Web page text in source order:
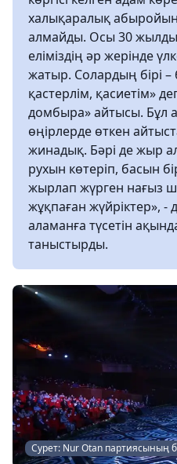
халықаралық
алмайды. Осы 30
еліміздің әр жерінде
жатыр. Солардың бірі –
қастерлім, қасиетім»
домбыра» айтысы. Бұл
өңірлерде өткен
жинадық. Бәрі де жыр
рухын көтеріп, басын
жырлап жүрген нағыз
жұқпаған жүйріктер», -
аламанға түсетін
таныстырды.
Сурет: Nur Otan партиясының